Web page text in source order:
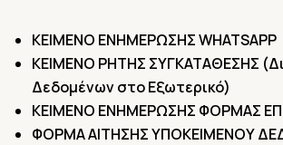
ΚΕΙΜΕΝΟ ΕΝΗΜΕΡΩΣΗΣ WHATSAPP
ΚΕΙΜΕΝΟ ΡΗΤΗΣ ΣΥΓΚΑΤΑΘΕΣΗΣ
Δεδομένων στο Εξωτερικό)
ΚΕΙΜΕΝΟ ΕΝΗΜΕΡΩΣΗΣ ΦΟΡΜΑΣ
ΦΟΡΜΑ ΑΙΤΗΣΗΣ ΥΠΟΚΕΙΜΕΝΟΥ